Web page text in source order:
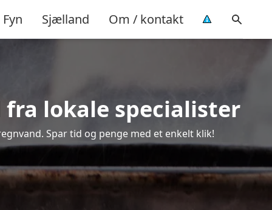
Fyn Sjælland Om / kontakt
lokale specialister
Spar tid og penge med et enkelt klik!